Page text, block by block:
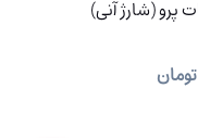
تومان